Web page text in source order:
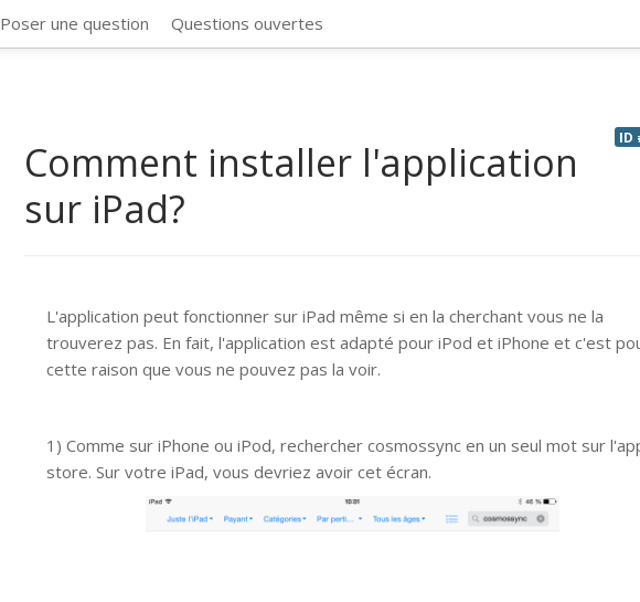
Poser une question Questions ouvertes
ID
Comment installer l'application
sur iPad?
L'application peut fonctionner sur iPad même si en la cherchant vous ne la
trouverez pas. En fait, l'application est adapté pour iPod et iPhone et c'est
cette raison que vous ne pouvez pas la voir.
1) Comme sur iPhone ou iPod, rechercher cosmossync en un seul mot sur
store. Sur votre iPad, vous devriez avoir cet écran.